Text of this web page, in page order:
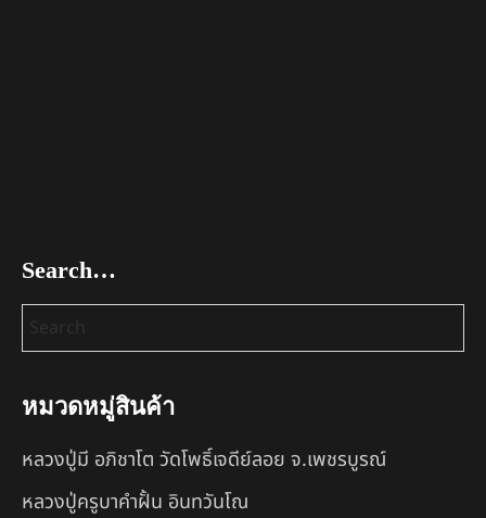
Search…
หมวดหมู่สินค้า
หลวงปู่มี อภิชาโต วัดโพธิ์เจดีย์ลอย จ.เพชรบูรณ์
หลวงปู่ครูบาคำฝั้น อินทวันโณ